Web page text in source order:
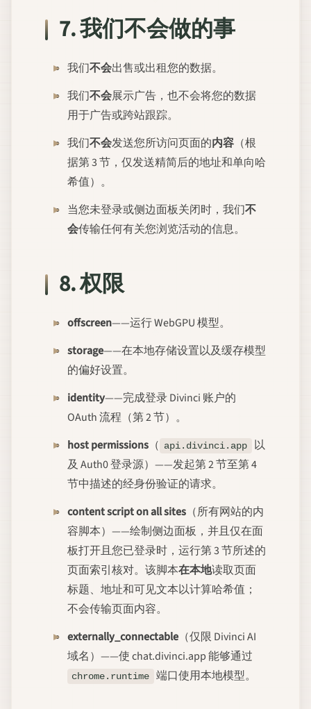
7. 我们不会做的事
我们不会出售或出租您的数据。
我们不会展示广告，也不会将您的数据
用于广告或跨站跟踪。
我们不会发送您所访问页面的内容 （根
据第 3 节，仅发送精简后的地址和单向哈
希值）。
当您未登录或侧边面板关闭时，我们不
会传输任何有关您浏览活动的信息。
8. 权限
offscreen——运行 WebGPU 模型。
storage——在本地存储设置以及缓存模型
的偏好设置。
identity——完成登录 Divinci 账户的
OAuth 流程（第 2 节）。
host permissions （ api.divinci.app
以
及 Auth0 登录源）——发起第 2 节至第 4
节中描述的经身份验证的请求。
content script on all sites （所有网站的内
容脚本）——绘制侧边面板，并且仅在面
板打开且您已登录时，运行第 3 节所述的
页面索引核对。该脚本在本地读取页面
标题、地址和可见文本以计算哈希值；
不会传输页面内容。
externally_connectable （仅限 Divinci AI
域名）——使 chat.divinci.app 能够通过
chrome.runtime 端口使用本地模型。